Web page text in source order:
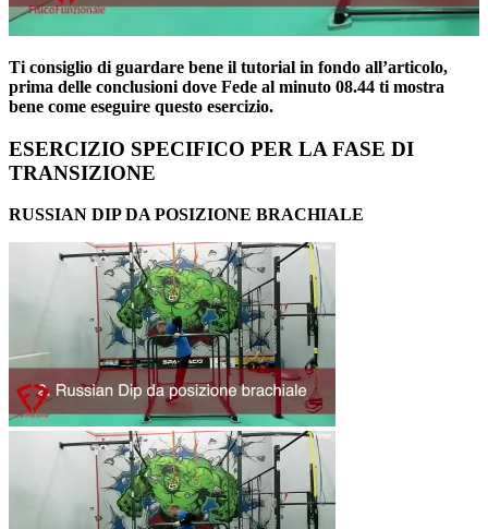
Ti consiglio di guardare bene il tutorial in fondo all’articolo,
prima delle conclusioni dove Fede al minuto 08.44 ti mostra
bene come eseguire questo esercizio.
ESERCIZIO SPECIFICO PER LA FASE DI
TRANSIZIONE
RUSSIAN DIP DA POSIZIONE BRACHIALE